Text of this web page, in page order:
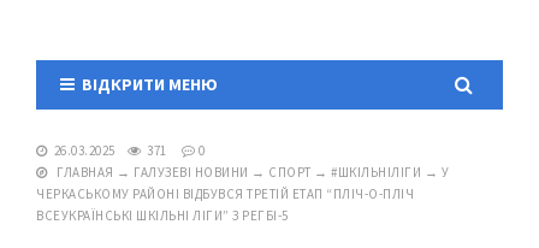
ВІДКРИТИ МЕНЮ
26.03.2025 371
0
ГЛАВНАЯ → ГАЛУЗЕВІ НОВИНИ → СПОРТ → #ШКІЛЬНІЛІГИ → У
ЧЕРКАСЬКОМУ РАЙОНІ ВІДБУВСЯ ТРЕТІЙ ЕТАП “ПЛІЧ-О-ПЛІЧ
ВСЕУКРАЇНСЬКІ ШКІЛЬНІ ЛІГИ” З РЕГБІ-5